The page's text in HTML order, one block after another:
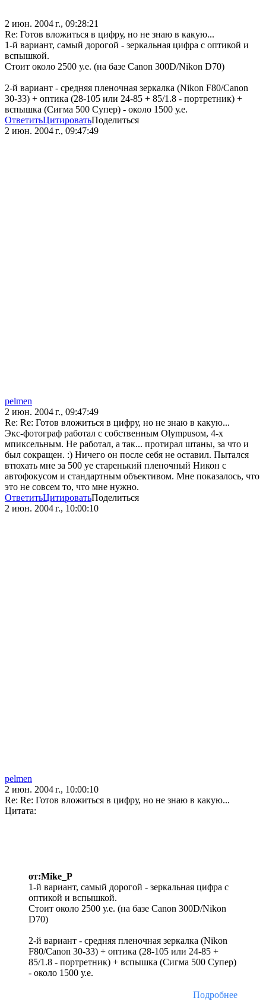
2 июн. 2004 г., 09:28:21
Re: Готов вложиться в цифру, но не знаю в какую...
1-й вариант, самый дорогой - зеркальная цифра с оптикой и
вспышкой.
Стоит около 2500 у.е. (на базе Canon 300D/Nikon D70)
2-й вариант - средняя пленочная зеркалка (Nikon F80/Canon
30-33) + оптика (28-105 или 24-85 + 85/1.8 - портретник) +
вспышка (Сигма 500 Супер) - около 1500 у.е.
ОтветитьЦитироватьПоделиться
2 июн. 2004 г., 09:47:49
pelmen
2 июн. 2004 г., 09:47:49
Re: Re: Готов вложиться в цифру, но не знаю в какую...
Экс-фотограф работал с собственным Olympusом, 4-х
мпиксельным. Не работал, а так... протирал штаны, за что и
был сокращен. :) Ничего он после себя не оставил. Пытался
втюхать мне за 500 уе старенький пленочный Никон с
автофокусом и стандартным объективом. Мне показалось, что
это не совсем то, что мне нужно.
ОтветитьЦитироватьПоделиться
2 июн. 2004 г., 10:00:10
pelmen
2 июн. 2004 г., 10:00:10
Re: Re: Готов вложиться в цифру, но не знаю в какую...
Цитата:
от:Mike_P
1-й вариант, самый дорогой - зеркальная цифра с
оптикой и вспышкой.
Стоит около 2500 у.е. (на базе Canon 300D/Nikon
D70)
2-й вариант - средняя пленочная зеркалка (Nikon
F80/Canon 30-33) + оптика (28-105 или 24-85 +
85/1.8 - портретник) + вспышка (Сигма 500 Супер)
- около 1500 у.е.
Подробнее